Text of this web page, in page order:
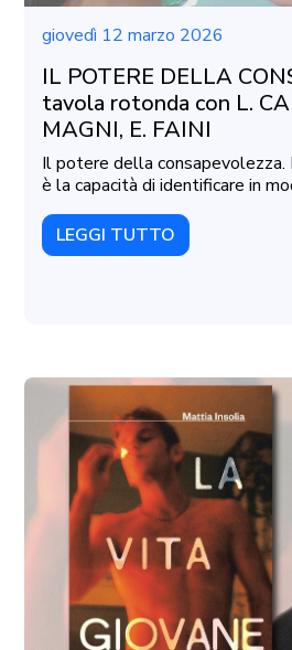
giovedì 12 marzo 2026
IL POTERE DELLA
tavola rotonda con L.
MAGNI, E. FAINI
Il potere della consapevolezza.
è la capacità di identificare in
LEGGI TUTTO